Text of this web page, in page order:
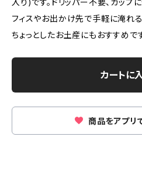
入り)です。ドリッパー不要、カップ
フィスやお出かけ先で手軽に淹れ
ちょっとしたお土産にもおすすめです
カートに
商品をアプリ